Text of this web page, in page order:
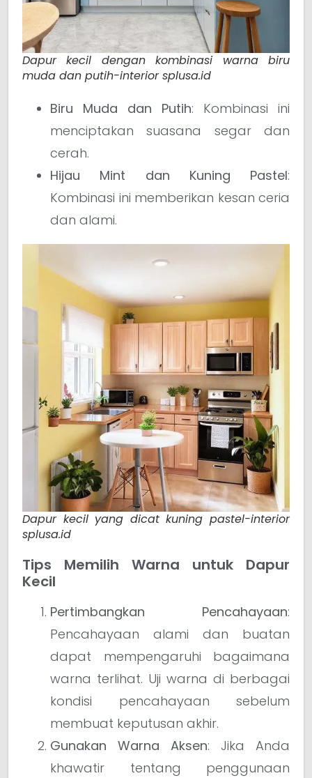
Dapur kecil dengan kombinasi warna biru
muda dan putih-interior splusa.id
Biru Muda dan Putih: Kombinasi ini
menciptakan suasana segar dan
cerah.
Hijau Mint dan Kuning Pastel:
Kombinasi ini memberikan kesan ceria
dan alami.
Dapur kecil yang dicat kuning pastel-interior
splusa.id
Tips Memilih Warna untuk Dapur
Kecil
Pertimbangkan Pencahayaan:
Pencahayaan alami dan buatan
dapat mempengaruhi bagaimana
warna terlihat. Uji warna di berbagai
kondisi pencahayaan sebelum
membuat keputusan akhir.
Gunakan Warna Aksen: Jika Anda
khawatir tentang penggunaan